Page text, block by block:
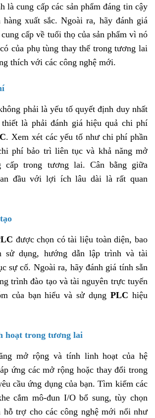
là cung cấp các sản phẩm đáng tin cậy
xuất sắc. Ngoài ra, hãy đánh giá
cấp về tuổi thọ của sản phẩm vì nó
của phụ tùng thay thế trong tương lai
thích với các công nghệ mới.
phải là yếu tố quyết định duy nhất
là phải đánh giá hiệu quả chi phí
. Xem xét các yếu tố như chi phí phần
phí bảo trì liên tục và khả năng mở
cấp trong tương lai. Cân bằng giữa
đầu với lợi ích lâu dài là rất quan
được chọn có tài liệu toàn diện, bao
sử dụng, hướng dẫn lập trình và tài
sự cố. Ngoài ra, hãy đánh giá tính sẵn
trình đào tạo và tài nguyên trực tuyến
của bạn hiểu và sử dụng PLChiệu
hoạt trong tương lai
mở rộng và tính linh hoạt của hệ
ứng các mở rộng hoặc thay đổi trong
cầu ứng dụng của bạn. Tìm kiếm các
cắm mô-đun I/O bổ sung, tùy chọn
hỗ trợ cho các công nghệ mới nổi như